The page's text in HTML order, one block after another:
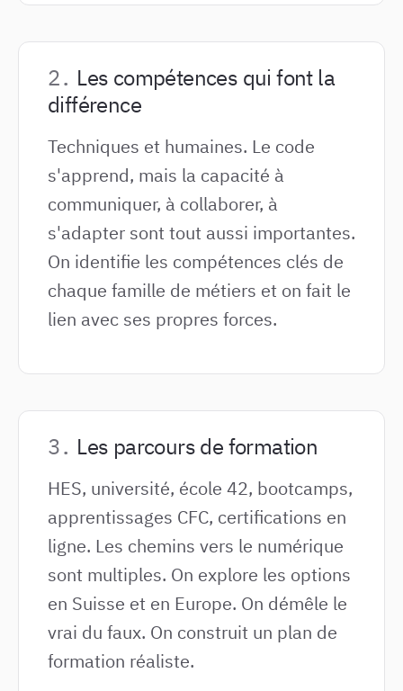
Les compétences qui font la
différence
Techniques et humaines. Le code
s'apprend, mais la capacité à
communiquer, à collaborer, à
s'adapter sont tout aussi importantes.
On identifie les compétences clés de
chaque famille de métiers et on fait le
lien avec ses propres forces.
Les parcours de formation
HES, université, école 42, bootcamps,
apprentissages CFC, certifications en
ligne. Les chemins vers le numérique
sont multiples. On explore les options
en Suisse et en Europe. On démêle le
vrai du faux. On construit un plan de
formation réaliste.